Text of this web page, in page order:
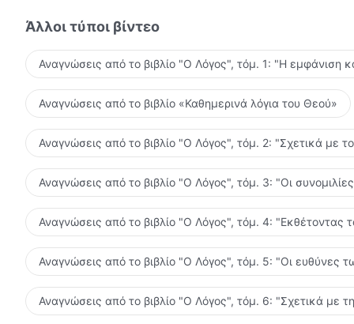
Όσο πιο πολύ ενδίδεις στις αδυναμίες της σάρκας
Θεός το παρακάνει, μέχρι που τα πράγματα να
αρχίσεις να αντιτάσσεσαι στον Θεό και να γεμίσεις
ενάντια στη σάρκα και να μην της κάνεις τα χατίρια:
οικογένεια —κανένα από αυτά δεν έχει σημασία!
τα δυνατά μου να ικανοποιήσω τον Θεό και να μην
αποφασιστικότητα.
Από το «Ο Λόγος», τόμ. 1: «Η εμφάνιση και το έργο
Άλλοι τύποι βίντεο
Αναγνώσεις από το βιβλίο "Ο Λόγος", τόμ. 1: "Η εμφάνιση
Αναγνώσεις από το βιβλίο «Καθημερινά λόγια του Θεού»
Αναγνώσεις από το βιβλίο "Ο Λόγος", τόμ. 2: "Σχετικά με
Αναγνώσεις από το βιβλίο "Ο Λόγος", τόμ. 3: "Οι
Αναγνώσεις από το βιβλίο "Ο Λόγος", τόμ. 4: "Εκθέτοντας
Αναγνώσεις από το βιβλίο "Ο Λόγος", τόμ. 5: "Οι ευθύνες
Αναγνώσεις από το βιβλίο "Ο Λόγος", τόμ. 6: "Σχετικά με